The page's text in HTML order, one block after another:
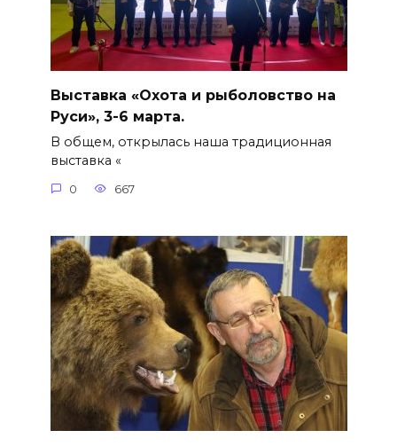
Выставка «Охота и рыболовство на
Руси», 3-6 марта.
В общем, открылась наша традиционная
выставка «
0 667